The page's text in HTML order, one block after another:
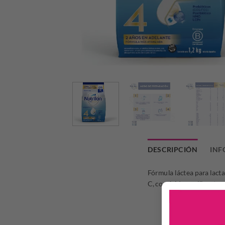
DESCRIPCIÓN
Fórmula láctea para
C, con ácidos